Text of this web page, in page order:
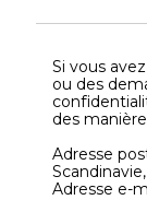
Si vous
ou des
des
Adresse
Adresse e-